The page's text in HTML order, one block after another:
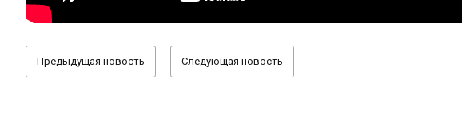
Предыдущая новость Следующая новость